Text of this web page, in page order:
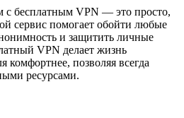
бесплатным VPN — это просто,
сервис помогает обойти любые
и защитить личные
VPN делает жизнь
комфортнее, позволяя всегда
ресурсами.